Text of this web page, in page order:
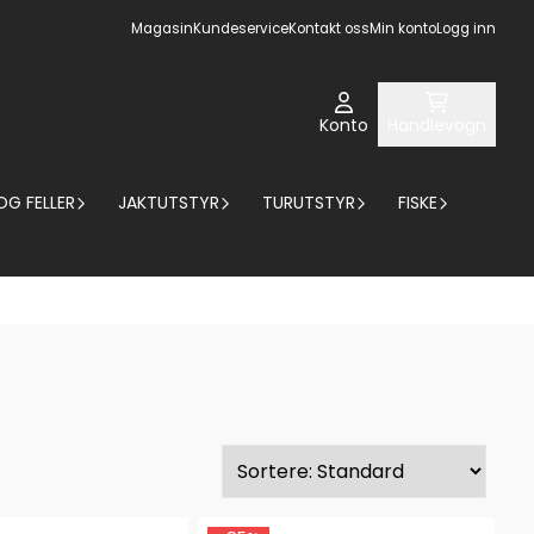
MagasinKundeserviceKontakt ossMin kontoLogg inn
Konto
FELLER JAKTUTSTYR TURUTSTYR FISKE